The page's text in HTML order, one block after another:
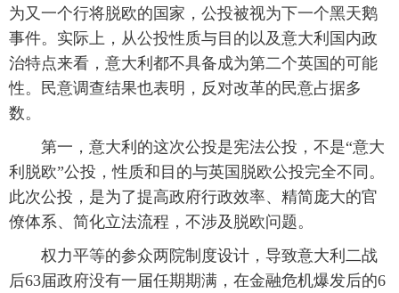
为又一个行将脱欧的国家，公投被视为下一个黑天鹅
事件。实际上，从公投性质与目的以及意大利国内政
治特点来看，意大利都不具备成为第二个英国的可能
性。民意调查结果也表明，反对改革的民意占据多
数。
第一，意大利的这次公投是宪法公投，不是“意大
利脱欧”公投，性质和目的与英国脱欧公投完全不同。
此次公投，是为了提高政府行政效率、精简庞大的官
僚体系、简化立法流程，不涉及脱欧问题。
权力平等的参众两院制度设计，导致意大利二战
后63届政府没有一届任期期满，在金融危机爆发后的6